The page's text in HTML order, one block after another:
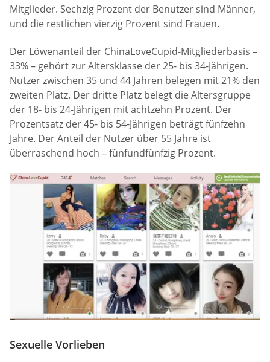
Mitglieder. Sechzig Prozent der Benutzer sind Männer,
und die restlichen vierzig Prozent sind Frauen.
Der Löwenanteil der ChinaLoveCupid-Mitgliederbasis –
33% – gehört zur Altersklasse der 25- bis 34-Jährigen.
Nutzer zwischen 35 und 44 Jahren belegen mit 21% den
zweiten Platz. Der dritte Platz belegt die Altersgruppe
der 18- bis 24-Jährigen mit achtzehn Prozent. Der
Prozentsatz der 45- bis 54-Jährigen beträgt fünfzehn
Jahre. Der Anteil der Nutzer über 55 Jahre ist
überraschend hoch – fünfundfünfzig Prozent.
Sexuelle Vorlieben